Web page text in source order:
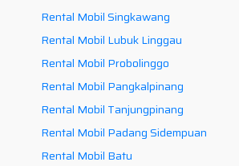
Rental Mobil Singkawang
Rental Mobil Lubuk Linggau
Rental Mobil Probolinggo
Rental Mobil Pangkalpinang
Rental Mobil Tanjungpinang
Rental Mobil Padang Sidempuan
Rental Mobil Batu